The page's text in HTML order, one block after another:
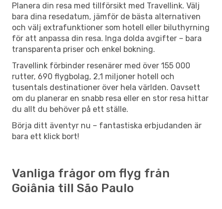
Planera din resa med tillförsikt med Travellink. Välj
bara dina resedatum, jämför de bästa alternativen
och välj extrafunktioner som hotell eller biluthyrning
för att anpassa din resa. Inga dolda avgifter – bara
transparenta priser och enkel bokning.
Travellink förbinder resenärer med över 155 000
rutter, 690 flygbolag, 2,1 miljoner hotell och
tusentals destinationer över hela världen. Oavsett
om du planerar en snabb resa eller en stor resa hittar
du allt du behöver på ett ställe.
Börja ditt äventyr nu – fantastiska erbjudanden är
bara ett klick bort!
Vanliga frågor om flyg från
Goiânia till São Paulo